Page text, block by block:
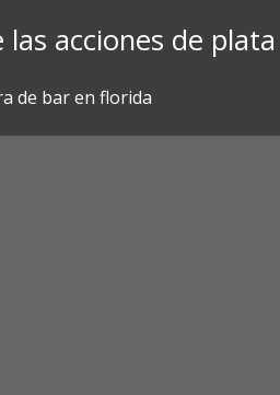
acciones de plata
de bar en florida